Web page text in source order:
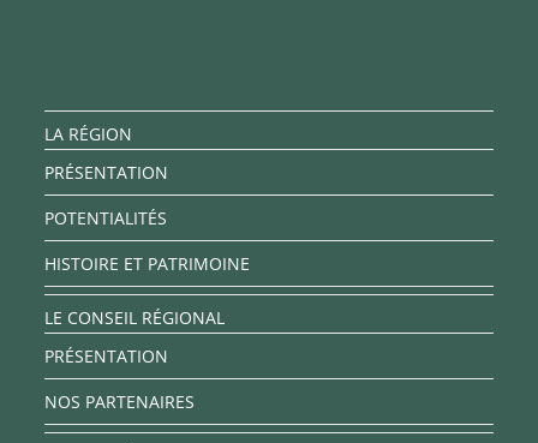
LA RÉGION
PRÉSENTATION
POTENTIALITÉS
HISTOIRE ET PATRIMOINE
LE CONSEIL RÉGIONAL
PRÉSENTATION
NOS PARTENAIRES